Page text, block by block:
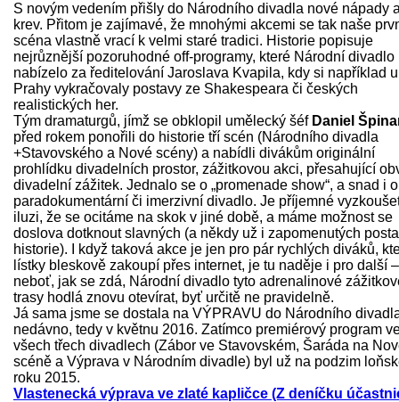
S novým vedením přišly do Národního divadla nové nápady
krev. Přitom je zajímavé, že mnohými akcemi se tak naše
scéna vlastně vrací k velmi staré tradici. Historie popisuje
nejrůznější pozoruhodné off-programy, které Národní divadlo
nabízelo za ředitelování Jaroslava Kvapila, kdy si například
Prahy vykračovaly postavy ze Shakespeara či českých
realistických her.
Tým dramaturgů, jímž se obklopil umělecký šéf Daniel
před rokem ponořili do historie tří scén (Národního divadla
+Stavovského a Nové scény) a nabídli divákům originální
prohlídku divadelních prostor, zážitkovou akci, přesahující
divadelní zážitek. Jednalo se o „promenade show“, a snad i o
paradokumentární či imerzivní divadlo. Je příjemné
iluzi, že se ocitáme na skok v jiné době, a máme možnost se
doslova dotknout slavných (a někdy už i zapomenutých
historie). I když taková akce je jen pro pár rychlých diváků,
lístky bleskově zakoupí přes internet, je tu naděje i pro další –
neboť, jak se zdá, Národní divadlo tyto adrenalinové
trasy hodlá znovu otevírat, byť určitě ne pravidelně.
Já sama jsme se dostala na VÝPRAVU do Národního
nedávno, tedy v květnu 2016. Zatímco premiérový program
všech třech divadlech (Zábor ve Stavovském, Šaráda na
scéně a Výprava v Národním divadle) byl už na podzim
roku 2015.
Vlastenecká výprava ve zlaté kapličce (Z deníčku